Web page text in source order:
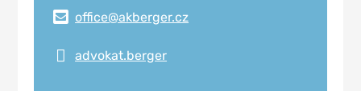
office@akberger.cz
advokat.berger